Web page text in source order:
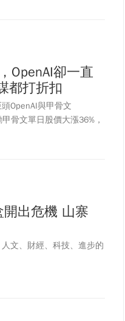
OpenAI卻一直
都打折扣
OpenAI與甲骨文
骨文單日股價大漲36%，
斯克，登上全球首富寶
出危機 山寨
文、財經、科技、進步的